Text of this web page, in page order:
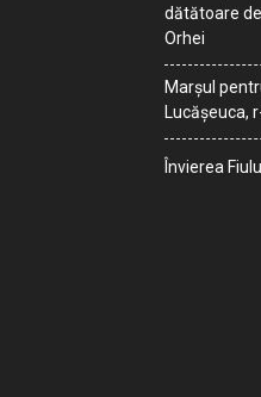
dătătoare
Orhei
Marșul
Lucășeuca,
Învierea